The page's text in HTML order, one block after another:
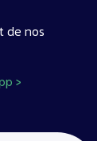
de nos
>